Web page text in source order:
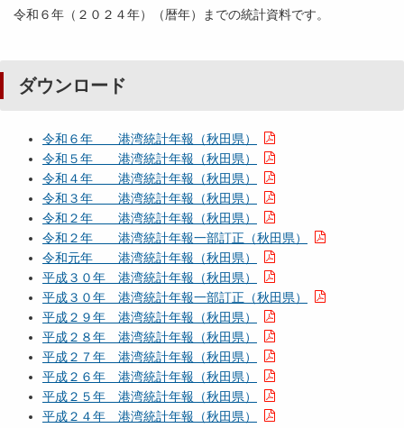
令和６年（２０２４年）（暦年）までの統計資料です。
ダウンロード
令和６年 港湾統計年報（秋田県）
令和５年 港湾統計年報（秋田県）
令和４年 港湾統計年報（秋田県）
令和３年 港湾統計年報（秋田県）
令和２年 港湾統計年報（秋田県）
令和２年 港湾統計年報一部訂正（秋田県）
令和元年 港湾統計年報（秋田県）
平成３０年 港湾統計年報（秋田県）
平成３０年 港湾統計年報一部訂正（秋田県）
平成２９年 港湾統計年報（秋田県）
平成２８年 港湾統計年報（秋田県）
平成２７年 港湾統計年報（秋田県）
平成２６年 港湾統計年報（秋田県）
平成２５年 港湾統計年報（秋田県）
平成２４年 港湾統計年報（秋田県）